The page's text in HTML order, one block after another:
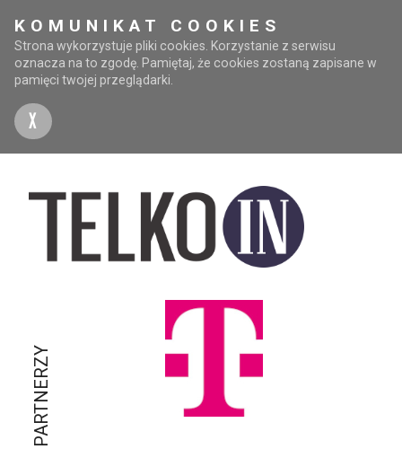
KOMUNIKAT COOKIES
Strona wykorzystuje pliki cookies. Korzystanie z serwisu
oznacza na to zgodę. Pamiętaj, że cookies zostaną zapisane w
pamięci twojej przeglądarki.
X
PARTNERZY